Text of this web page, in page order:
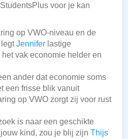
voor je kan
op VWO-niveau en de
legtJennifer lastige
vak economie helder en
ander dat economie soms
een frisse blik vanuit
op VWO zorgt zij voor rust
is naar een geschikte
kind, zou je blij zijn Thijs